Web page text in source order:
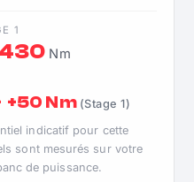
1
Nm
+50 Nm (Stage 1)
indicatif pour cette
sont mesurés sur votre
de puissance.